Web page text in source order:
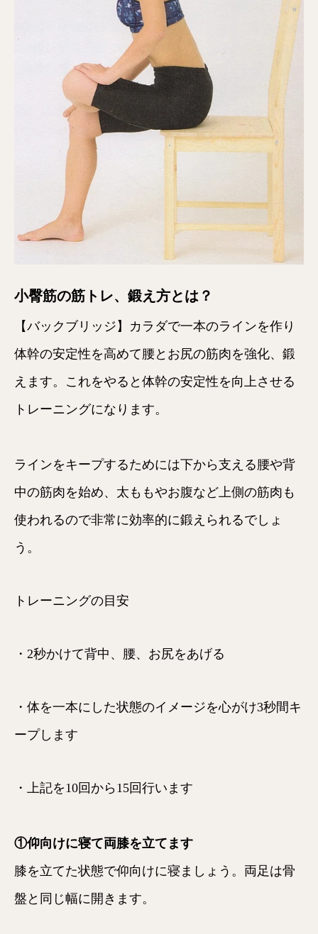
小臀筋の筋トレ、鍛え方とは？
【バックブリッジ】カラダで一本のラインを作り
体幹の安定性を高めて腰とお尻の筋肉を強化、鍛
えます。これをやると体幹の安定性を向上させる
トレーニングになります。
ラインをキープするためには下から支える腰や背
中の筋肉を始め、太ももやお腹など上側の筋肉も
使われるので非常に効率的に鍛えられるでしょ
う。
トレーニングの目安
・2秒かけて背中、腰、お尻をあげる
・体を一本にした状態のイメージを心がけ3秒間キ
ープします
・上記を10回から15回行います
①仰向けに寝て両膝を立てます
膝を立てた状態で仰向けに寝ましょう。両足は骨
盤と同じ幅に開きます。